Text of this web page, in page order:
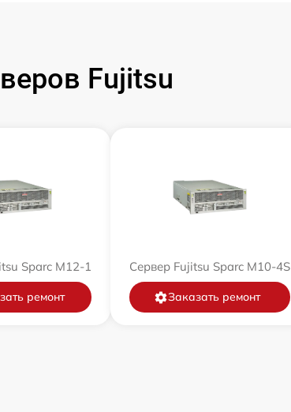
Fujitsu
Sparc M12-1
ремонт
Сервер Fujitsu Sparc M10-4S
Заказать ремонт